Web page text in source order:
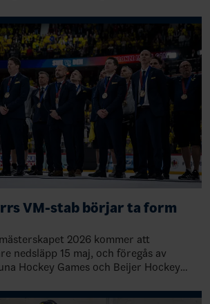
VM-stab börjar ta form
2026 kommer att
nedsläpp 15 maj, och föregås av
Hockey Games och Beijer Hockey